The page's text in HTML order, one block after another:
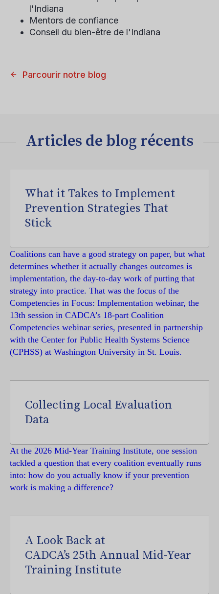
l'Indiana
Mentors de confiance
Conseil du bien-être de l'Indiana
Parcourir notre blog
Articles de blog récents
What it Takes to Implement
Prevention Strategies That
Stick
Coalitions can have a good strategy on paper, but what
determines whether it actually changes outcomes is
implementation, the day-to-day work of putting that
strategy into practice. That was the focus of the
Competencies in Focus: Implementation webinar, the
13th session in CADCA’s 18-part Coalition
Competencies webinar series, presented in partnership
with the Center for Public Health Systems Science
(CPHSS) at Washington University in St. Louis.
Collecting Local Evaluation
Data
At the 2026 Mid-Year Training Institute, one session
tackled a question that every coalition eventually runs
into: how do you actually know if your prevention
work is making a difference?
A Look Back at
CADCA’s 25th Annual Mid-Year
Training Institute